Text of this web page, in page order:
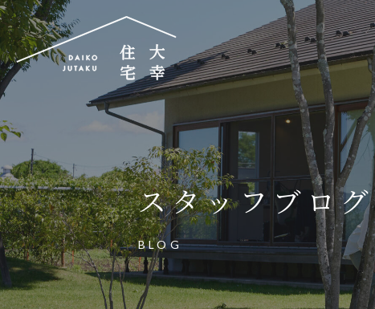
大幸住宅株式会社
〒504-0834
岐阜県各務原市那加昭南町88番地の3
大幸住宅可児工房
〒509-0203
岐阜県可児市下恵土3433番地652
お電話でのご相談はお気軽に
スタッフブログ
BLOG